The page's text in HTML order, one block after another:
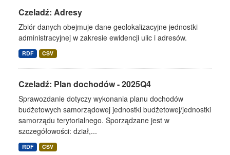
Czeladź: Adresy
Zbiór danych obejmuje dane geolokalizacyjne jednostki
administracyjnej w zakresie ewidencji ulic i adresów.
RDF CSV
Czeladź: Plan dochodów - 2025Q4
Sprawozdanie dotyczy wykonania planu dochodów
budżetowych samorządowej jednostki budżetowej/jednostki
samorządu terytorialnego. Sporządzane jest w
szczegółowości: dział,...
RDF CSV